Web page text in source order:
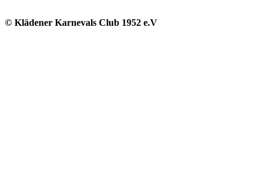
© Klädener Karnevals Club 1952 e.V